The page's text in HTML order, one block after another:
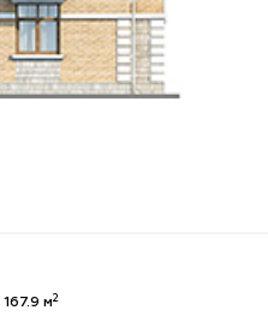
167.9 м2